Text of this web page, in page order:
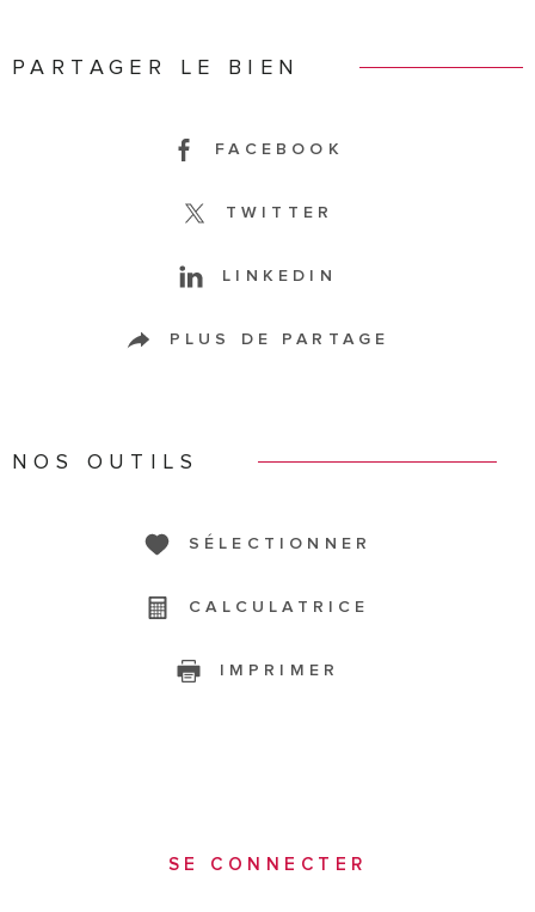
PARTAGER LE BIEN
FACEBOOK
TWITTER
LINKEDIN
PLUS DE PARTAGE
NOS OUTILS
SÉLECTIONNER
CALCULATRICE
IMPRIMER
SE CONNECTER